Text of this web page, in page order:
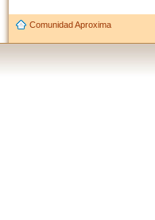
Comunidad Aproxima